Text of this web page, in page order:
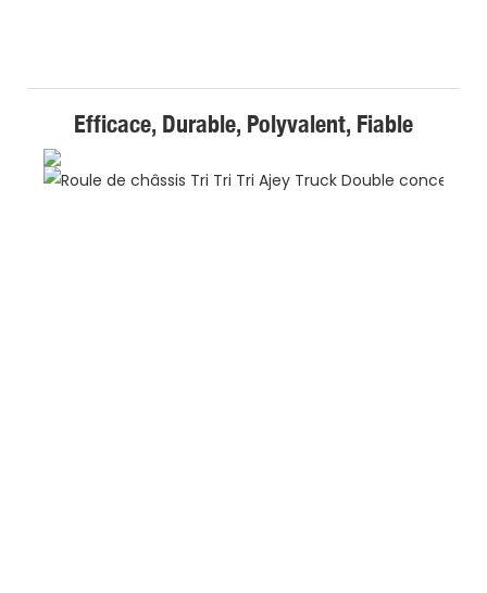
Efficace, Durable, Polyvalent, Fiable